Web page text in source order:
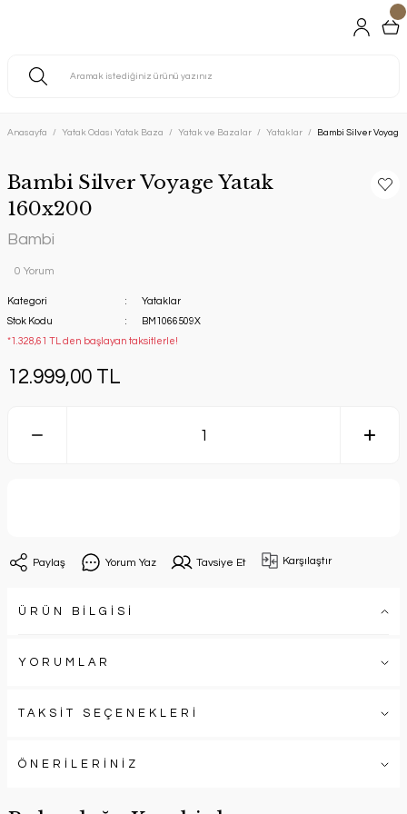
Anasayfa Yatak Odası Yatak Baza Yatak ve Bazalar Yataklar Bambi Silver
Bambi Silver Voyage Yatak
160x200
Bambi
0 Yorum
Kategori
Yataklar
Stok Kodu
BM1066509X
*1.328,61 TL den başlayan taksitlerle!
12.999,00 TL
Paylaş Yorum Yaz Tavsiye Et Karşılaştır
ÜRÜN BİLGİSİ
YORUMLAR
TAKSİT SEÇENEKLERİ
ÖNERİLERİNİZ